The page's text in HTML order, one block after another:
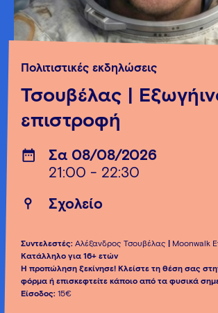
Πολιτιστικές εκδηλώσεις
Τσουβέλας |
επιστροφή
Σα 08/08/2026
21:00 - 22:30
Σχολείο
Συντελεστές: Αλέξανδρος Τσουβέλας
Moonwalk
Κατάλληλο για 16+ ετών
Η προπώληση ξεκίνησε! Κλείστε τη θέση σας
φόρμα ή επισκεφτείτε κάποιο από τα φυσικά
Είσοδος: 15€